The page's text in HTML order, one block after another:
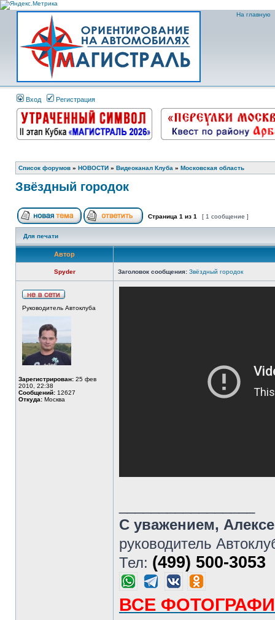
На главную
Вход Регистрация
Список форумов » НОВОСТИ » Видеоканал Клуба » Московская область
Звёздный городок
Страница 1 из 1 [ 1 сообщение ]
Для печати
Автор
Spyder Заголовок сообщения: Звёздный городок
Руководитель Автоклуба
Зарегистрирован: 25 фев
2010, 22:38
Сообщений: 12627
Откуда: Москва
С уважением,
руководитель
Тел: (499) 500-3053
ВСЕ